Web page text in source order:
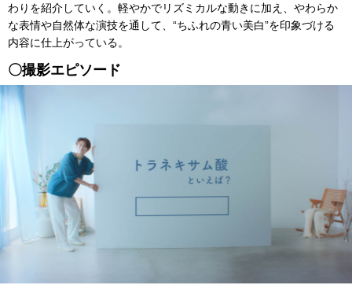
わりを紹介していく。軽やかでリズミカルな動きに加え、やわらか
な表情や自然体な演技を通して、“ちふれの青い美白”を印象づける
内容に仕上がっている。
〇撮影エピソード